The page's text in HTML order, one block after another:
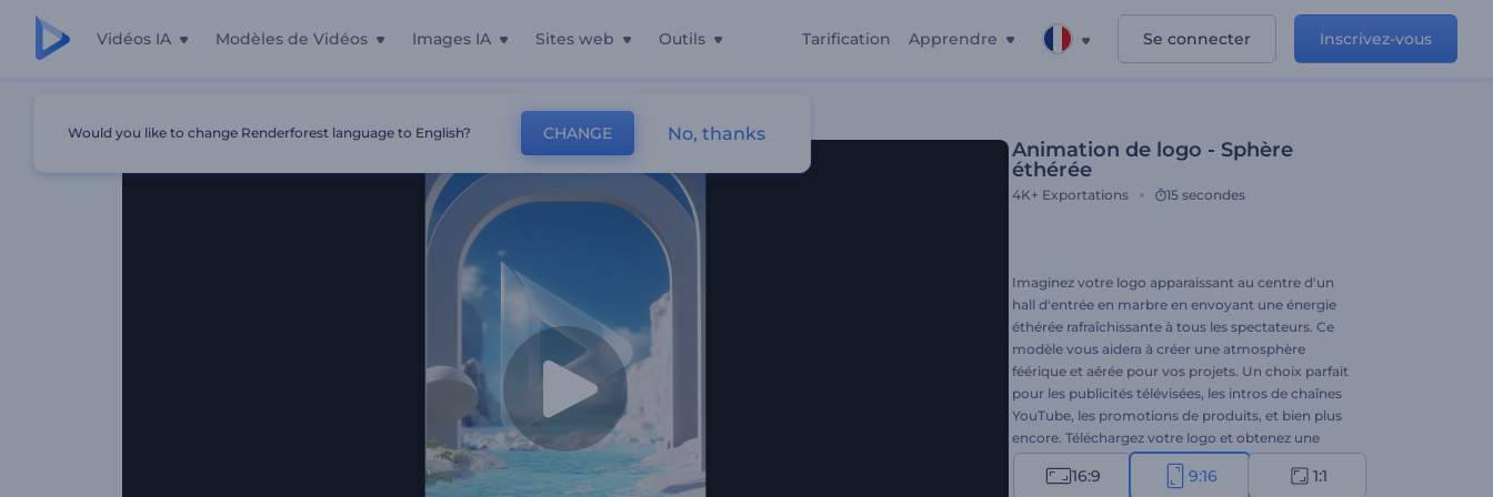
Vidéos IA Modèles de Vidéos Images IA Sites web Outils Tarification Apprendre Se connecter Inscrivez-vous
Animation de logo - Sphère
éthérée
4K+ Exportations 15 secondes
Imaginez votre logo apparaissant au centre d'un
hall d'entrée en marbre en envoyant une énergie
éthérée rafraîchissante à tous les spectateurs. Ce
modèle vous aidera à créer une atmosphère
féérique et aérée pour vos projets. Un choix parfait
pour les publicités télévisées, les intros de chaînes
YouTube, les promotions de produits, et bien plus
encore. Téléchargez votre logo et obtenez une
animation professionnelle en à peine quelques
minutes. À vous d'essayer par vous-même !
16:9 9:16 1:1
Would you like to change Renderforest language to English? CHANGE No, thanks